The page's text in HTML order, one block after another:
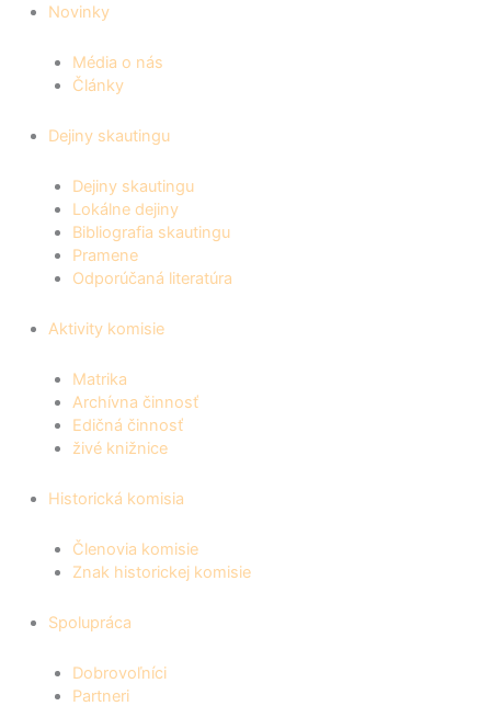
Novinky
Média o nás
Články
Dejiny skautingu
Dejiny skautingu
Lokálne dejiny
Bibliografia skautingu
Pramene
Odporúčaná literatúra
Aktivity komisie
Matrika
Archívna činnosť
Edičná činnosť
živé knižnice
Historická komisia
Členovia komisie
Znak historickej komisie
Spolupráca
Dobrovoľníci
Partneri